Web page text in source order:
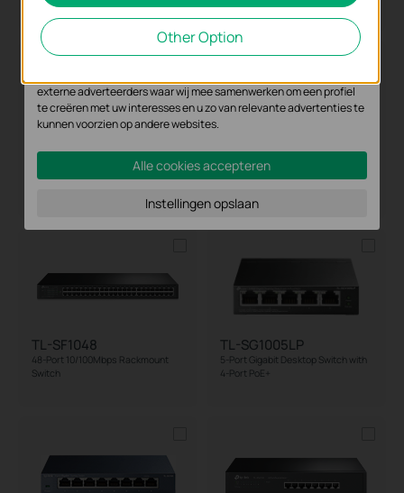
TL-SF1016
16-Port 10/100Mbps Rackmount
TL-SG1005D
5-Port Gigabit Desktop Switch
TL-SF1048
48-Port 10/100Mbps Rackmount
Switch
TL-SG1005LP
5-Port Gigabit Desktop Switch with
4-Port PoE+
Other Option
Cookies voor analyse geven ons de mogelijkheid uw activiteiten op
onze website te volgen en zo de functionaliteit van de website aan
te passen en te verbeteren.
externe adverteerders waar wij mee samenwerken om een profiel
te creëren met uw interesses en u zo van relevante advertenties te
kunnen voorzien op andere websites.
Alle cookies accepteren
Instellingen opslaan